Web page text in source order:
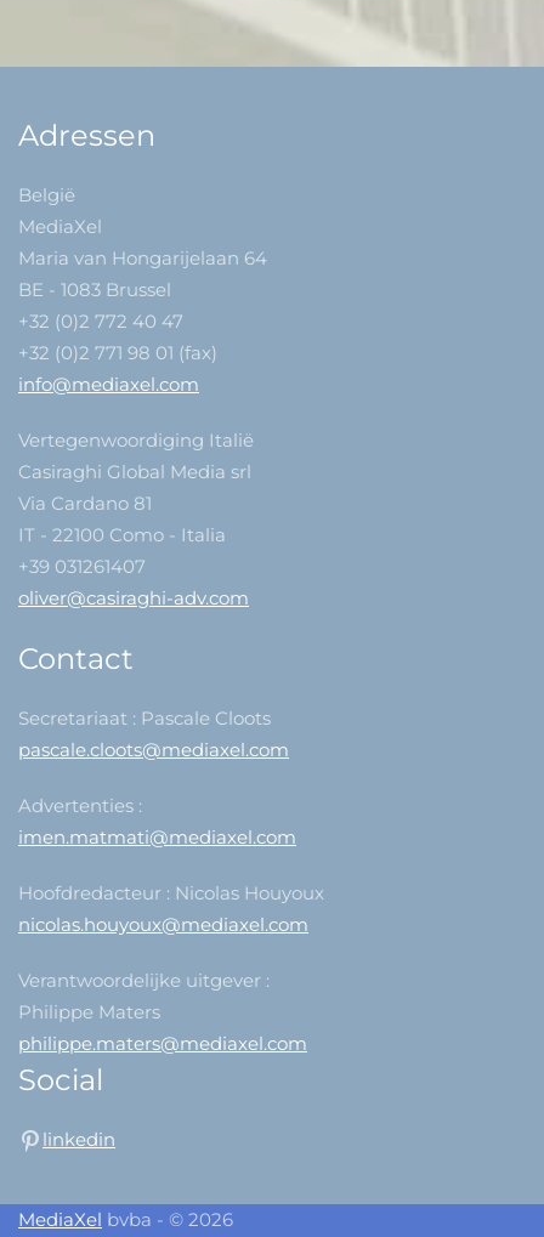
Adressen
België
MediaXel
Maria van Hongarijelaan 64
BE - 1083 Brussel
+32 (0)2 772 40 47
+32 (0)2 771 98 01 (fax)
info@mediaxel.com
Vertegenwoordiging Italië
Casiraghi Global Media srl
Via Cardano 81
IT - 22100 Como - Italia
+39 031261407
oliver@casiraghi-adv.com
Contact
Secretariaat : Pascale Cloots
pascale.cloots@mediaxel.com
Advertenties :
imen.matmati@mediaxel.com
Hoofdredacteur : Nicolas Houyoux
nicolas.houyoux@mediaxel.com
Verantwoordelijke uitgever :
Philippe Maters
philippe.maters@mediaxel.com
Social
linkedin
MediaXel bvba - © 2026